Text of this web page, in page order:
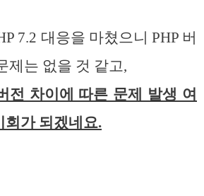
7.2 대응을 마쳤으니 PHP 버
제는 없을 것 같고,
전 차이에 따른 문제 발생 여
회가 되겠네요.